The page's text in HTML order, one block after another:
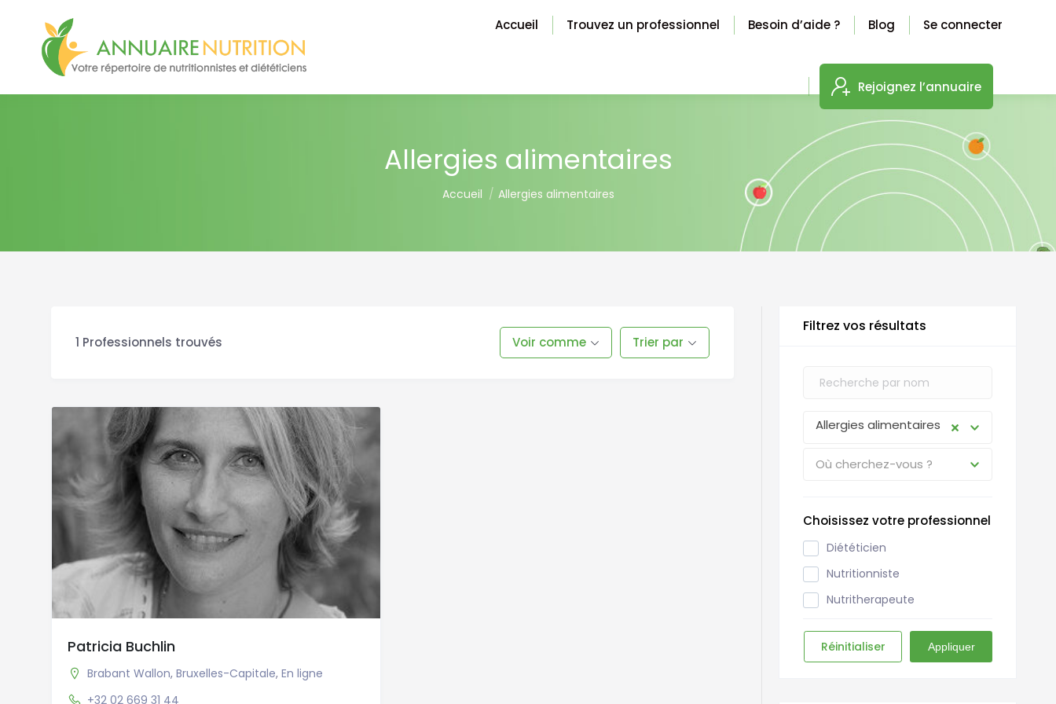
Accueil Trouvez un professionnel Besoin d’aide ? Blog Se connecter
Rejoignez l’annuaire
Allergies alimentaires
You are here:
Accueil Allergies alimentaires
1 Professionnels trouvés Voir comme Trier par
Patricia Buchlin
Brabant Wallon, Bruxelles-Capitale, En ligne
+32 02 669 31 44
Filtrez vos résultats
Allergies alimentaires
Où cherchez-vous ?
Choisissez votre professionnel
Diététicien
Nutritionniste
Nutritherapeute
Réinitialiser Appliquer